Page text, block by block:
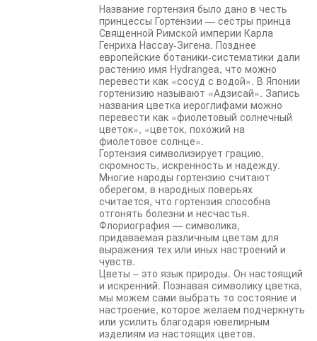
Название гортензия было дано в честь
принцессы Гортензии — сестры принца
Священной Римской империи Карла
Генриха Нассау-Зигена. Позднее
европейские ботаники-систематики дали
растению имя Hydrangea, что можно
перевести как «сосуд с водой». В Японии
гортенизию называют «Адзисай». Запись
названия цветка иероглифами можно
перевести как «фиолетовый солнечный
цветок», «цветок, похожий на
фиолетовое солнце».
Гортензия символизирует грацию,
скромность, искренность и надежду.
Многие народы гортензию считают
оберегом, в народных поверьях
считается, что гортензия способна
отгонять болезни и несчастья.
Флориография — символика,
придаваемая различным цветам для
выражения тех или иных настроений и
чувств.
Цветы – это язык природы. Он настоящий
и искренний. Познавая символику цветка,
мы можем сами выбрать то состояние и
настроение, которое желаем подчеркнуть
или усилить благодаря ювелирным
изделиям из настоящих цветов.